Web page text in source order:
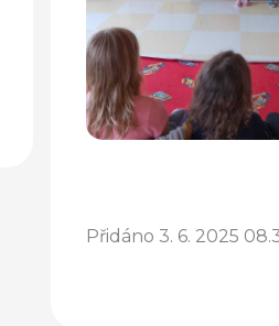
Přidáno 3. 6. 2025